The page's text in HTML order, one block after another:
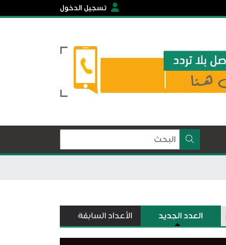
تسجيل الدخول
العدد الجديد الأعداد السابقة